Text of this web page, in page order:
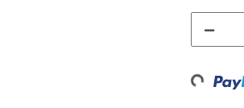
Loading...